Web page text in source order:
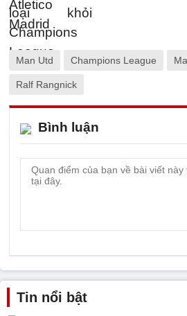
Man Utd Champions League
Ralf Rangnick
Bình luận
Tin nổi bật